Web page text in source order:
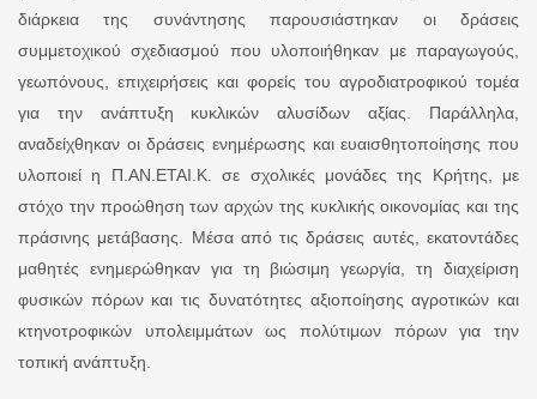
διάρκεια της συνάντησης παρουσιάστηκαν οι δράσεις
συμμετοχικού σχεδιασμού που υλοποιήθηκαν με παραγωγούς,
γεωπόνους, επιχειρήσεις και φορείς του αγροδιατροφικού τομέα
για την ανάπτυξη κυκλικών αλυσίδων αξίας. Παράλληλα,
αναδείχθηκαν οι δράσεις ενημέρωσης και ευαισθητοποίησης που
υλοποιεί η Π.ΑΝ.ΕΤΑΙ.Κ. σε σχολικές μονάδες της Κρήτης, με
στόχο την προώθηση των αρχών της κυκλικής οικονομίας και της
πράσινης μετάβασης. Μέσα από τις δράσεις αυτές, εκατοντάδες
μαθητές ενημερώθηκαν για τη βιώσιμη γεωργία, τη διαχείριση
φυσικών πόρων και τις δυνατότητες αξιοποίησης αγροτικών και
κτηνοτροφικών υπολειμμάτων ως πολύτιμων πόρων για την
τοπική ανάπτυξη.